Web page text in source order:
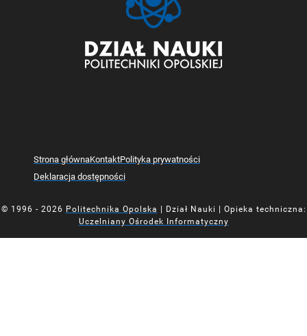
Strona głównaKontaktPolityka prywatności
Deklaracja dostępności
© 1996 - 2026 Politechnika Opolska
| Dział Nauki | Opieka techniczna:
Uczelniany Ośrodek Informatyczny